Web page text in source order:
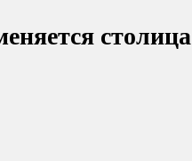
столица